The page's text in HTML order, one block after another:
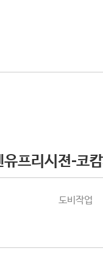
유프리시젼-코
도비작업